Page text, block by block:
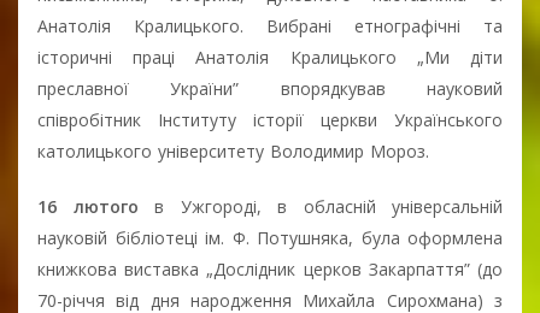
Анатолія Кралицького. Вибрані етнографічні та
історичні праці Анатолія Кралицького „Ми діти
преславної України” впорядкував науковий
співробітник Інституту історії церкви Українського
католицького університету Володимир Мороз.
16 лютого в Ужгороді, в обласній універсальній
науковій бібліотеці ім. Ф. Потушняка, була оформлена
книжкова виставка „Дослідник церков Закарпаття” (до
70-річчя від дня народження Михайла Сирохмана) з